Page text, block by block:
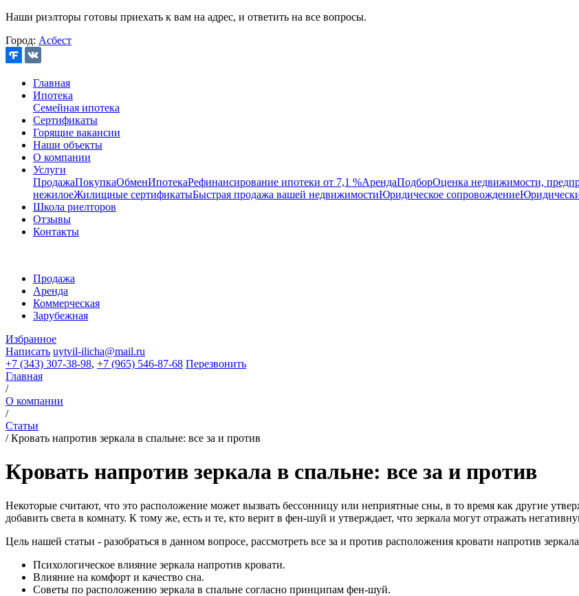
Наши риэлторы готовы приехать к вам на адрес, и ответить на все вопросы.
Город: Асбест
Главная
Ипотека
Семейная ипотека
Сертификаты
Горящие вакансии
Наши объекты
О компании
Услуги
ПродажаПокупкаОбменИпотекаРефинансирование ипотеки от 7,1 %АрендаПодборОценка недвижимости,
нежилоеЖилищные сертификатыБыстрая продажа вашей недвижимостиЮридическое сопровождение
Школа риелторов
Отзывы
Контакты
Продажа
Аренда
Коммерческая
Зарубежная
Избранное
Написать uytvil-ilicha@mail.ru
+7 (343) 307-38-98, +7 (965) 546-87-68 Перезвонить
Главная
/
О компании
/
Статьи
/Кровать напротив зеркала в спальне: все за и против
Кровать напротив зеркала в спальне: все за и против
Некоторые считают, что это расположение может вызвать бессонницу или неприятные сны, в то время как другие
добавить света в комнату. К тому же, есть и те, кто верит в фен-шуй и утверждает, что зеркала могут отражать
Цель нашей статьи - разобраться в данном вопросе, рассмотреть все за и против расположения кровати напротив
Психологическое влияние зеркала напротив кровати.
Влияние на комфорт и качество сна.
Советы по расположению зеркала в спальне согласно принципам фен-шуй.